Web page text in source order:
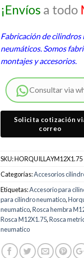
¡Envíos a todo
Fabricación de
neumáticos. Somos
montajes y accesorios.
Consultar via
SKU:HORQUILLAYM12X1.75
Categorías:Accesorios
Etiquetas:Accesorio para
para cilindro neumatico,
neumatico,Rosca hembra
Rosca M12X1.75,Rosca
neumatico